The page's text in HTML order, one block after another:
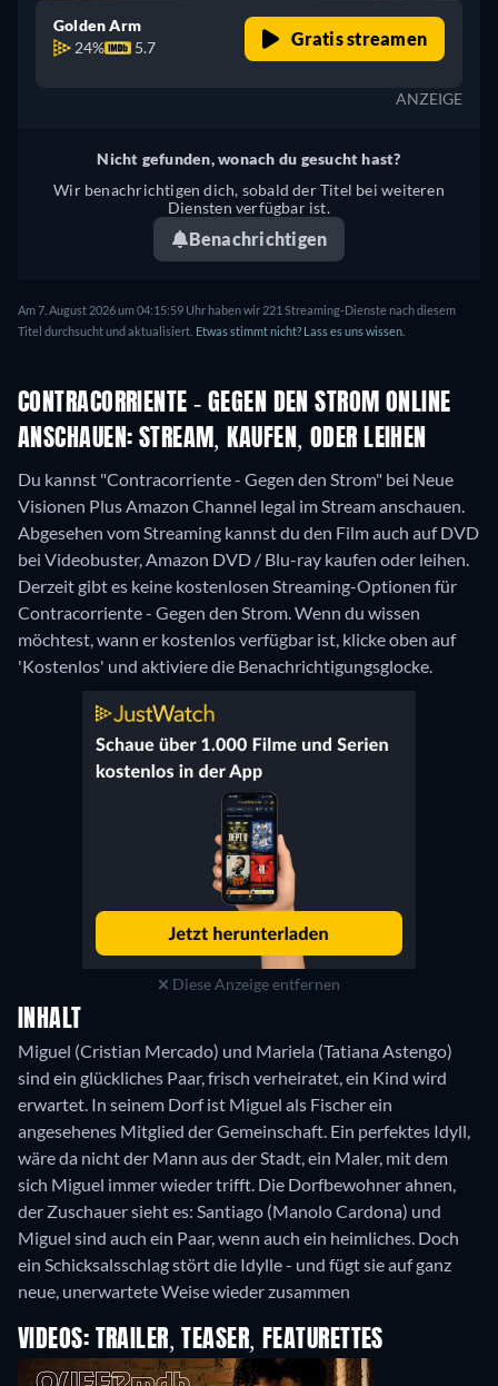
Golden Arm
24%
5.7 Gratis streamen
ANZEIGE
Nicht gefunden, wonach du gesucht hast?
Wir benachrichtigen dich, sobald der Titel bei weiteren
Diensten verfügbar ist.
Benachrichtigen
Am 7. August 2026 um 04:15:59 Uhr haben wir 221 Streaming-Dienste nach diesem
Titel durchsucht und aktualisiert. Etwas stimmt nicht? Lass es uns wissen.
CONTRACORRIENTE - GEGEN DEN STROM ONLINE
ANSCHAUEN: STREAM, KAUFEN, ODER LEIHEN
Du kannst "Contracorriente - Gegen den Strom" bei Neue
Visionen Plus Amazon Channel legal im Stream anschauen.
Abgesehen vom Streaming kannst du den Film auch auf DVD
bei Videobuster, Amazon DVD / Blu-ray kaufen oder leihen.
Derzeit gibt es keine kostenlosen Streaming-Optionen für
Contracorriente - Gegen den Strom. Wenn du wissen
möchtest, wann er kostenlos verfügbar ist, klicke oben auf
'Kostenlos' und aktiviere die Benachrichtigungsglocke.
Diese Anzeige entfernen
INHALT
Miguel (Cristian Mercado) und Mariela (Tatiana Astengo)
sind ein glückliches Paar, frisch verheiratet, ein Kind wird
erwartet. In seinem Dorf ist Miguel als Fischer ein
angesehenes Mitglied der Gemeinschaft. Ein perfektes Idyll,
wäre da nicht der Mann aus der Stadt, ein Maler, mit dem
sich Miguel immer wieder trifft. Die Dorfbewohner ahnen,
der Zuschauer sieht es: Santiago (Manolo Cardona) und
Miguel sind auch ein Paar, wenn auch ein heimliches. Doch
ein Schicksalsschlag stört die Idylle - und fügt sie auf ganz
neue, unerwartete Weise wieder zusammen
VIDEOS: TRAILER, TEASER, FEATURETTES